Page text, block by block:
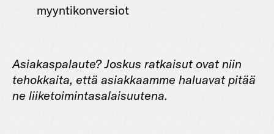
myyntikonversiot
Asiakaspalaute? Joskus ratkaisut ovat niin
tehokkaita, että asiakkaamme haluavat pitää
ne liiketoimintasalaisuutena.